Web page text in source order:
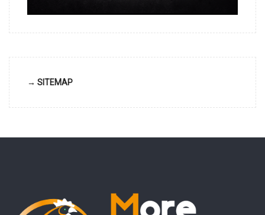
→ SITEMAP